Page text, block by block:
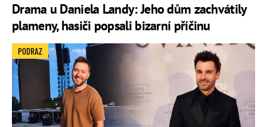
Drama u Daniela Landy: Jeho dům zachvátily
plameny, hasiči popsali bizarní příčinu
PODRAZ